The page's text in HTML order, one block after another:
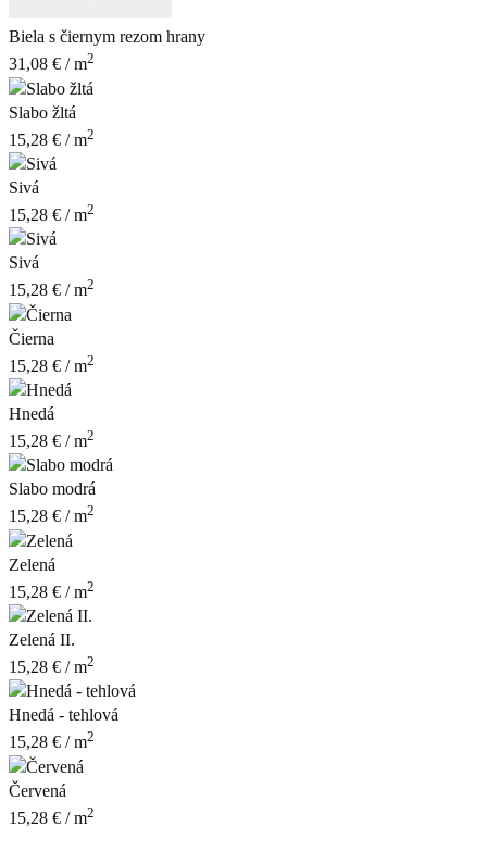
Biela s čiernym rezom hrany
31,08 € / m2
Slabo žltá
15,28 € / m2
Sivá
15,28 € / m2
Sivá
15,28 € / m2
Čierna
15,28 € / m2
Hnedá
15,28 € / m2
Slabo modrá
15,28 € / m2
Zelená
15,28 € / m2
Zelená II.
15,28 € / m2
Hnedá - tehlová
15,28 € / m2
Červená
15,28 € / m2